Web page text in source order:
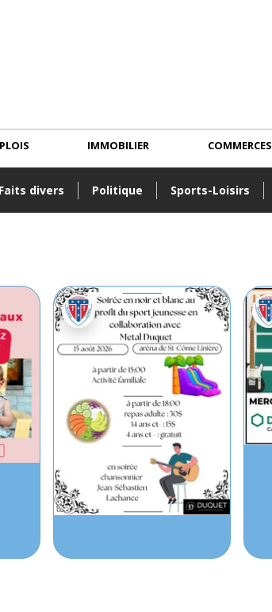
Faits divers Politique Sports-Loisirs
IMMOBILIER COMMERCES